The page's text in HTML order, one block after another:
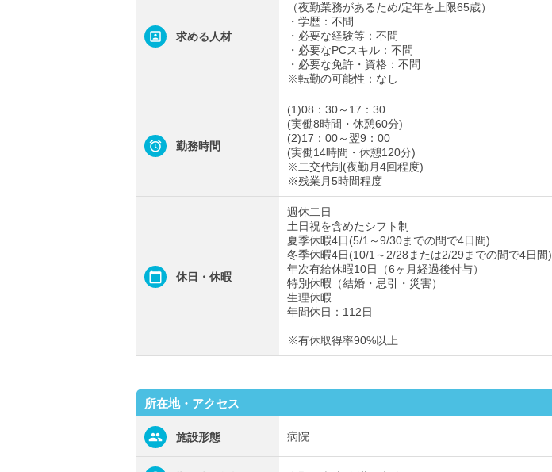
求める人材
（夜勤業務があるため/定年を上限65歳）
・学歴：不問
・必要な経験等：不問
・必要なPCスキル：不問
・必要な免許・資格：不問
※転勤の可能性：なし
勤務時間
(1)08：30～17：30
(実働8時間・休憩60分)
(2)17：00～翌9：00
(実働14時間・休憩120分)
※二交代制(夜勤月4回程度)
※残業月5時間程度
休日・休暇
週休二日
土日祝を含めたシフト制
夏季休暇4日(5/1～9/30までの間で4日間)
冬季休暇4日(10/1～2/28または2/29までの間で4日間)
年次有給休暇10日（6ヶ月経過後付与）
特別休暇（結婚・忌引・災害）
生理休暇
年間休日：112日
※有休取得率90%以上
所在地・アクセス
施設形態 病院